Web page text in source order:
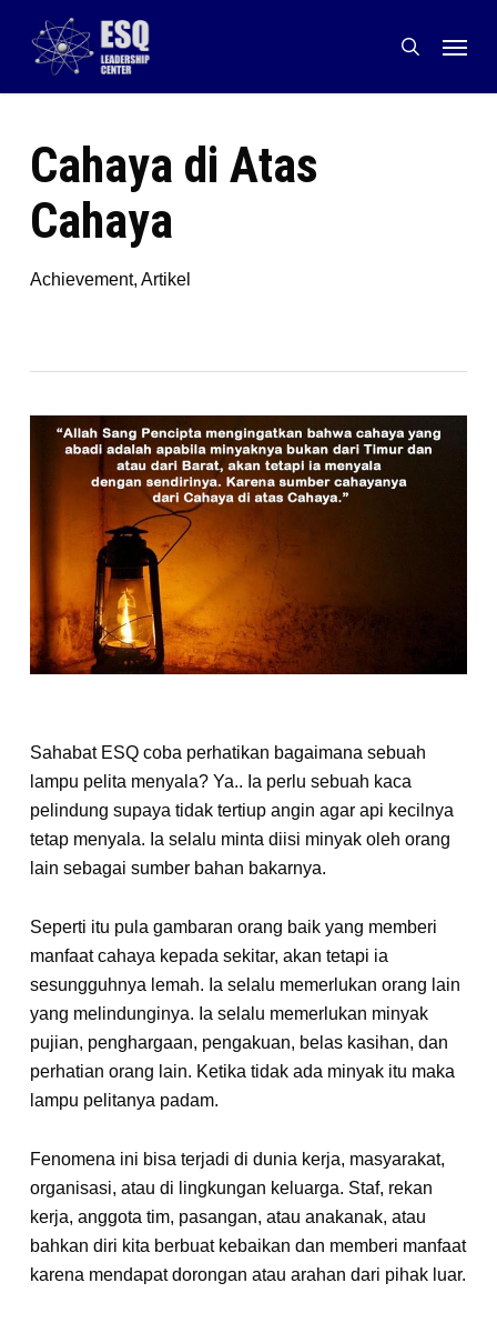
content
search
Menu
Cahaya di Atas
Cahaya
Achievement, Artikel
Sahabat ESQ coba perhatikan bagaimana sebuah
lampu pelita menyala? Ya.. Ia perlu sebuah kaca
pelindung supaya tidak tertiup angin agar api kecilnya
tetap menyala. Ia selalu minta diisi minyak oleh orang
lain sebagai sumber bahan bakarnya.
Seperti itu pula gambaran orang baik yang memberi
manfaat cahaya kepada sekitar, akan tetapi ia
sesungguhnya lemah. Ia selalu memerlukan orang lain
yang melindunginya. Ia selalu memerlukan minyak
pujian, penghargaan, pengakuan, belas kasihan, dan
perhatian orang lain. Ketika tidak ada minyak itu maka
lampu pelitanya padam.
Fenomena ini bisa terjadi di dunia kerja, masyarakat,
organisasi, atau di lingkungan keluarga. Staf, rekan
kerja, anggota tim, pasangan, atau anak­anak, atau
bahkan diri kita berbuat kebaikan dan memberi manfaat
karena mendapat dorong­an atau arahan dari pihak luar.